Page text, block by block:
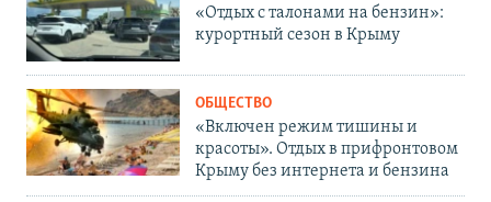
«Отдых с талонами на бензин»:
курортный сезон в Крыму
ОБЩЕСТВО
«Включен режим тишины и
красоты». Отдых в прифронтовом
Крыму без интернета и бензина